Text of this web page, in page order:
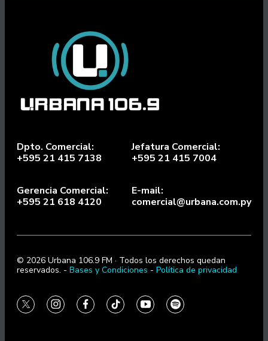
Dpto. Comercial:
+595 21 415 7138
Jefatura Comercial:
+595 21 415 7004
Gerencia Comercial:
+595 21 618 4120
E-mail:
comercial@urbana.com.py
© 2026 Urbana 106.9 FM · Todos los derechos quedan
reservados. - Bases y Condiciones - Política de privacidad
twitterinstagramfacebooktiktokyoutubespotify